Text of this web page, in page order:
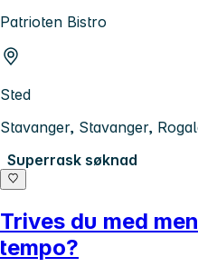
Patrioten Bistro
Sted
Stavanger, Stavanger,
Superrask søknad
Trives du med
tempo?